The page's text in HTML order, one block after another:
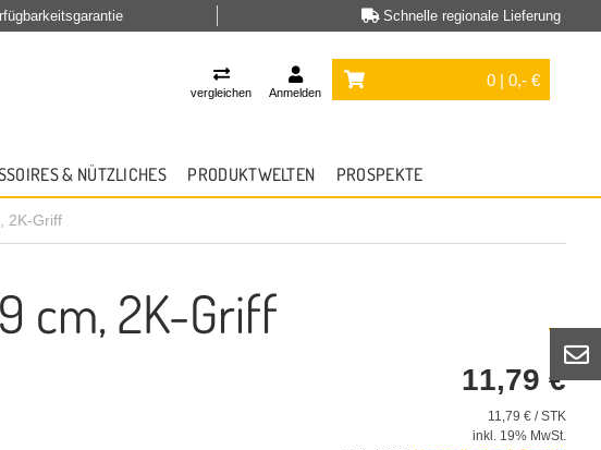
Schnelle regionale Lieferung
vergleichen Anmelden
0 | 0,- €
& NÜTZLICHES PRODUKTWELTEN PROSPEKTE
2K-Griff
cm, 2K-Griff
11,79 €
11,79 € / STK
inkl. 19% MwSt.